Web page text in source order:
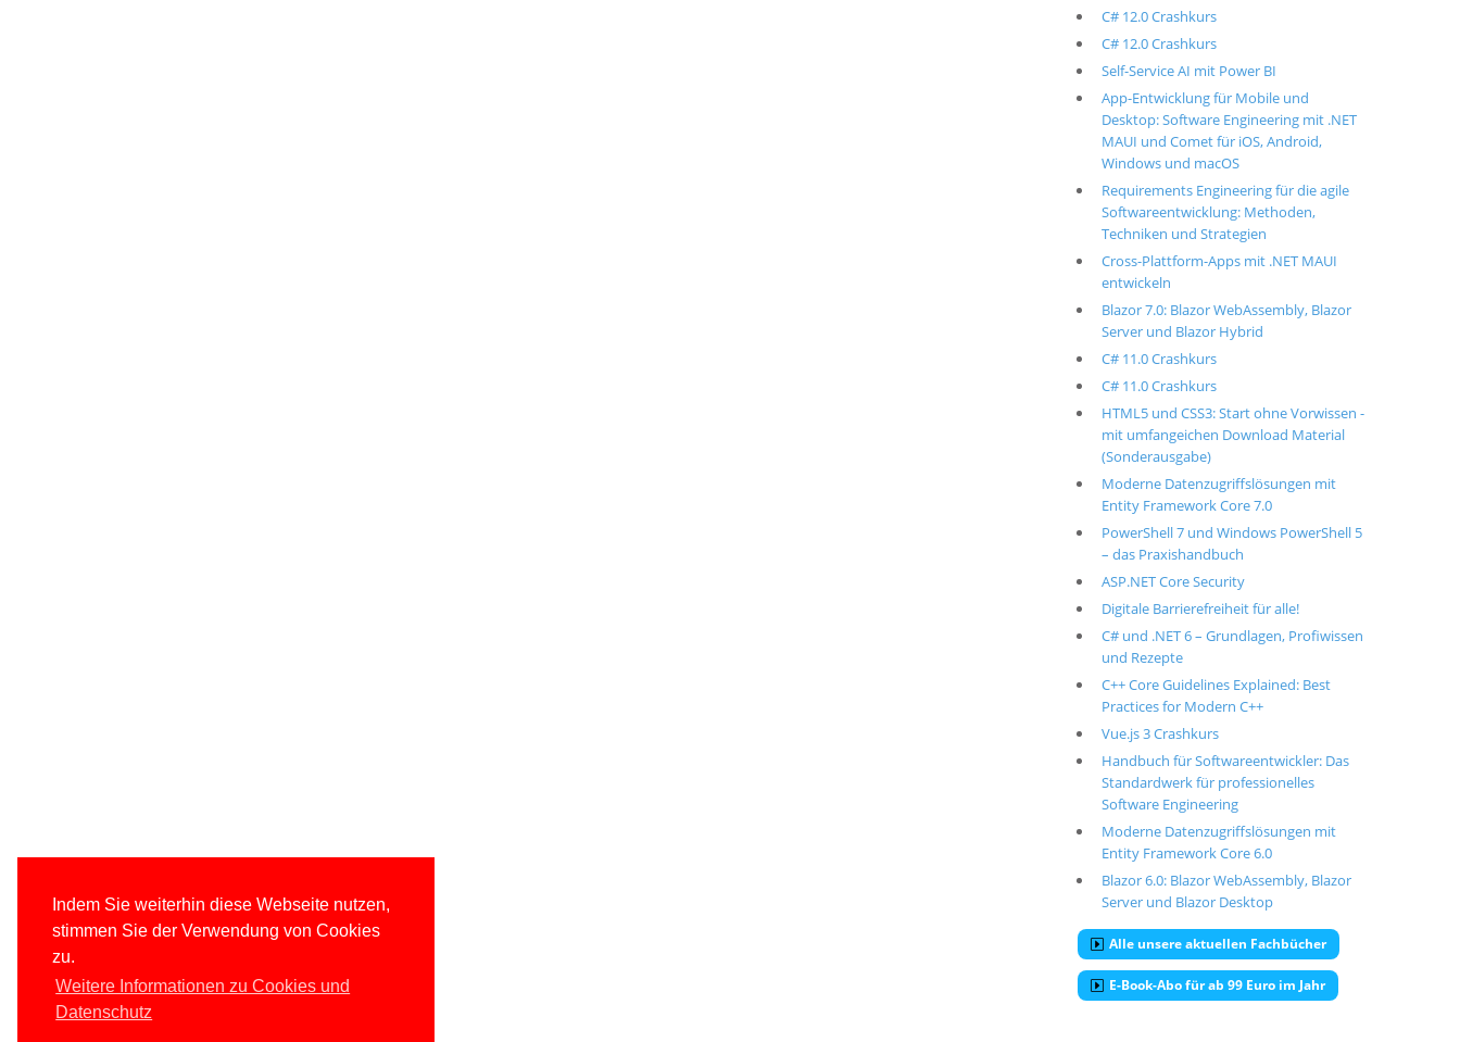
Indem Sie weiterhin diese Webseite nutzen,
stimmen Sie der Verwendung von Cookies
zu.
Weitere Informationen zu Cookies und
Datenschutz
C# 12.0 Crashkurs
C# 12.0 Crashkurs
Self-Service AI mit Power BI
App-Entwicklung für Mobile und
Desktop: Software Engineering mit .NET
MAUI und Comet für iOS, Android,
Windows und macOS
Requirements Engineering für die agile
Softwareentwicklung: Methoden,
Techniken und Strategien
Cross-Plattform-Apps mit .NET MAUI
entwickeln
Blazor 7.0: Blazor WebAssembly, Blazor
Server und Blazor Hybrid
C# 11.0 Crashkurs
C# 11.0 Crashkurs
HTML5 und CSS3: Start ohne Vorwissen -
mit umfangeichen Download Material
(Sonderausgabe)
Moderne Datenzugriffslösungen mit
Entity Framework Core 7.0
PowerShell 7 und Windows PowerShell 5
– das Praxishandbuch
ASP.NET Core Security
Digitale Barrierefreiheit für alle!
C# und .NET 6 – Grundlagen, Profiwissen
und Rezepte
C++ Core Guidelines Explained: Best
Practices for Modern C++
Vue.js 3 Crashkurs
Handbuch für Softwareentwickler: Das
Standardwerk für professionelles
Software Engineering
Moderne Datenzugriffslösungen mit
Entity Framework Core 6.0
Blazor 6.0: Blazor WebAssembly, Blazor
Server und Blazor Desktop
Alle unsere aktuellen Fachbücher
E-Book-Abo für ab 99 Euro im Jahr